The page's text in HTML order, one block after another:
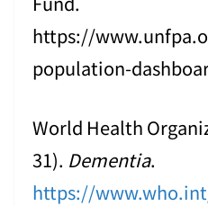
https://
population-
World Health
31). Dementia.
https://